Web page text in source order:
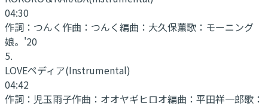
04:30
作詞： つんく作曲： つんく編曲： 大久保薫歌： モーニング
娘。'20
5.
LOVEペディア(Instrumental)
04:42
作詞： 児玉雨子作曲： オオヤギヒロオ編曲： 平田祥一郎歌：